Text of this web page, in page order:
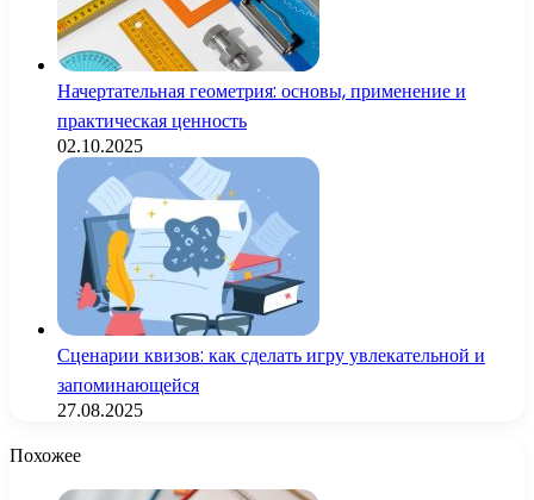
Начертательная геометрия: основы, применение и
практическая ценность
02.10.2025
Сценарии квизов: как сделать игру увлекательной и
запоминающейся
27.08.2025
Похожее